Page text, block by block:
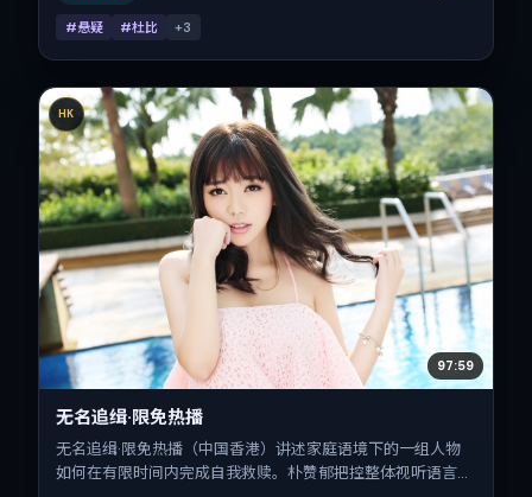
#悬疑 #杜比 +3
HK
97:59
无名追缉·限免热播
无名追缉·限免热播（中国香港）讲述家庭语境下的一组人物
如何在有限时间内完成自我救赎。朴赞郁把控整体视听语言，